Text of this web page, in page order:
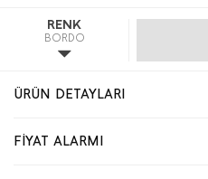
RENK
BORDO
ÜRÜN DETAYLARI
FİYAT ALARMI